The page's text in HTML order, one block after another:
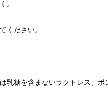
。
ください。
乳糖を含まないラクトレス、ボ